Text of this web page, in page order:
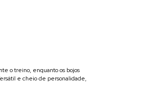
o treino, enquanto os bojos
e cheio de personalidade,